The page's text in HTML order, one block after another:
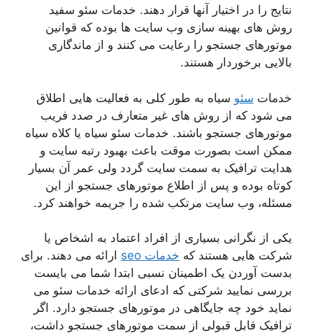
نتایج را در اختیار آنها قرار دهند. خدمات سئو سفید
روش های بهینه سازی وب سایت ها بوده که قوانین
موتورهای جستجو را رعایت می کنند و از ماندگاری
بالایی برخوردار هستند.
خدمات سئو سیاه به طور کلی به فعالیت هایی اطلاق
می شود که از روش های غیر متعارف در صدد فریب
موتورهای جستجو باشند. خدمات سئو سیاه یا کلاه سیاه
ممکن است بصورت موقت باعث بهبود رتبه سایت و
هدایت ترافیک به سمت سایت گردد ولی عمر آن بسیار
کوتاه بوده و پس از اطلاع موتورهای جستجو از این
مسئله، وب سایت مرتکب شده را جریمه خواهند کرد.
یکی از نگرانی بسیاری از افراد اعتماد به اشخاص یا
شرکت هایی هستند که خدمات seo
ارائه می دهند. برای
بدست آوردن یک اطمینان نسبی ابتدا شما می بایست
بررسی نمایید شرکتی که ادعای ارائه خدمات سئو می
نماید خود چه جایگاهی در موتورهای جستجو دارد. اگر
ترافیک قابل قبولی از سمت موتورهای جستجو داشت،